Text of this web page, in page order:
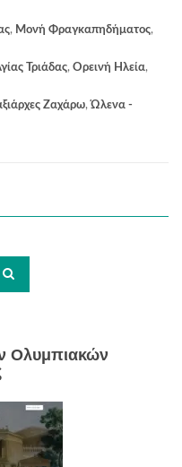
, Μονή Φραγκαπηδήματος,
Τριάδας, Ορεινή Ηλεία,
Ζαχάρω, Ώλενα -
Ολυμπιακών